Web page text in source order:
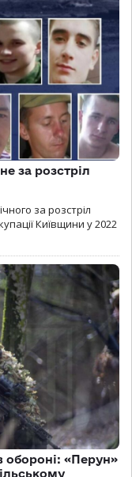
за розстріл
за розстріл
Київщини у 2022
обороні: «Перун»